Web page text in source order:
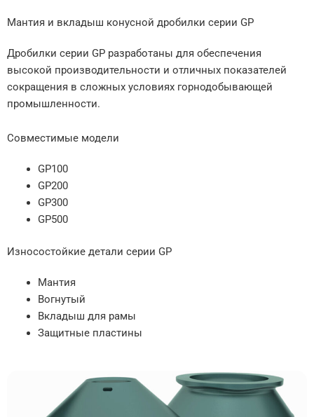
Мантия и вкладыш конусной дробилки серии GP
Дробилки серии GP разработаны для обеспечения
высокой производительности и отличных показателей
сокращения в сложных условиях горнодобывающей
промышленности.
Совместимые модели
GP100
GP200
GP300
GP500
Износостойкие детали серии GP
Мантия
Вогнутый
Вкладыш для рамы
Защитные пластины